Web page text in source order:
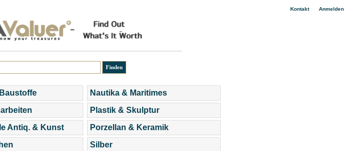
Kontakt| Anmelden
Antiq. & Kunst
Nautika & Maritimes
Plastik & Skulptur
Porzellan & Keramik
Silber